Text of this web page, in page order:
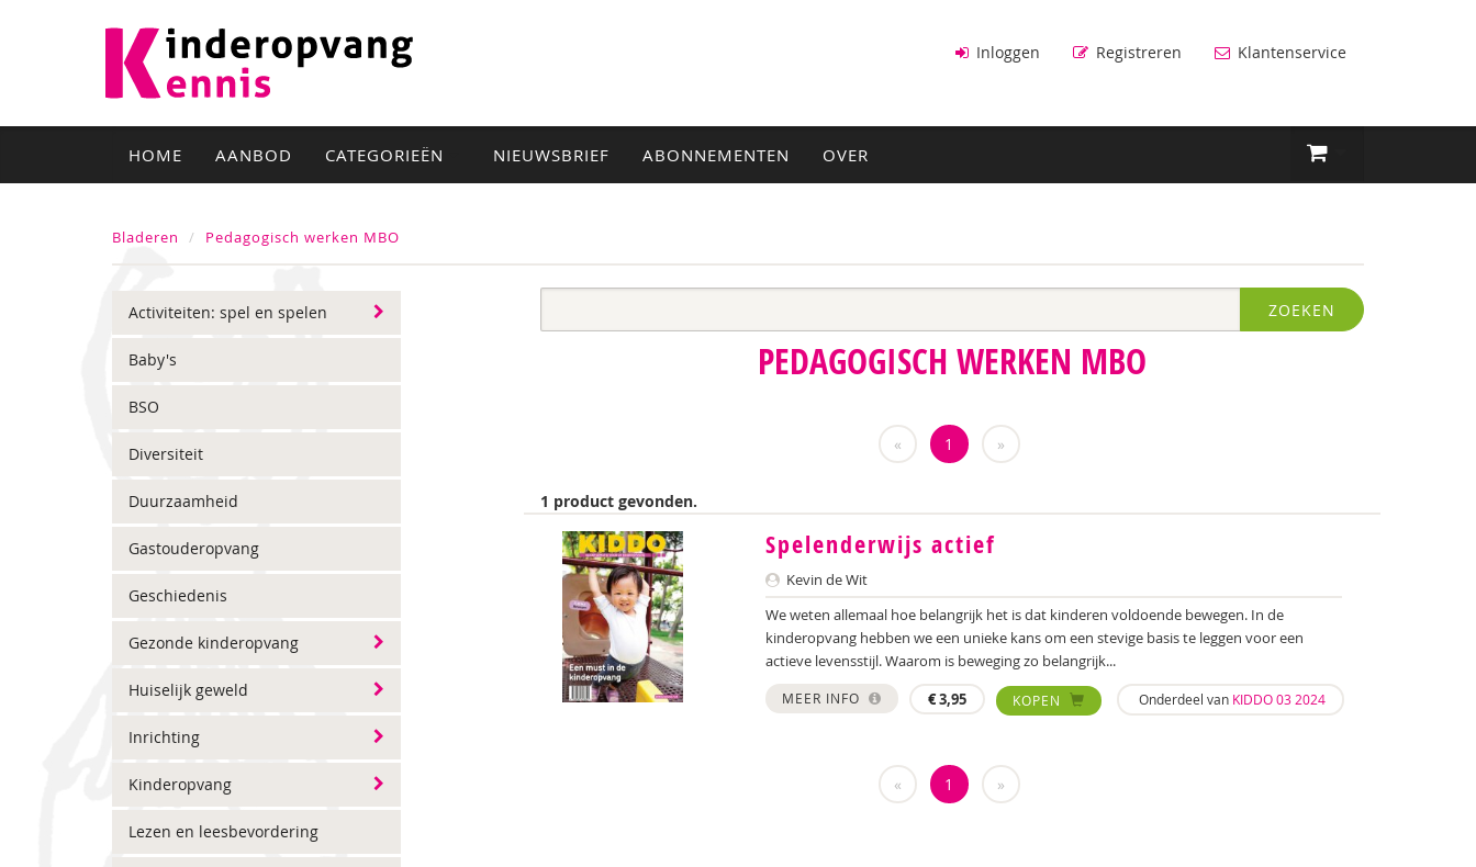
Inloggen Registreren Klantenservice
HOME AANBOD CATEGORIEËN NIEUWSBRIEF ABONNEMENTEN OVER
Bladeren Pedagogisch werken MBO
Activiteiten: spel en spelen
Baby's
BSO
Diversiteit
Duurzaamheid
Gastouderopvang
Geschiedenis
Gezonde kinderopvang
Huiselijk geweld
Inrichting
Kinderopvang
Lezen en leesbevordering
ZOEKEN
PEDAGOGISCH WERKEN MBO
« 1 »
1 product gevonden.
Spelenderwijs actief
Kevin de Wit
We weten allemaal hoe belangrijk het is dat kinderen voldoende bewegen. In de
kinderopvang hebben we een unieke kans om een stevige basis te leggen voor een
actieve levensstijl. Waarom is beweging zo belangrijk...
MEER INFO €3,95 KOPEN Onderdeel van KIDDO 03 2024
« 1 »